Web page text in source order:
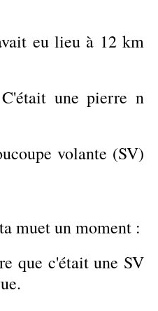
eu lieu à 12 km
une pierre n
volante (SV)
muet un moment :
que c'était une SV